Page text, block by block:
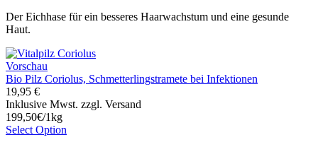
Der Eichhase für ein besseres Haarwachstum und eine gesunde
Haut.
Vorschau
Bio Pilz Coriolus, Schmetterlingstramete bei Infektionen
19,95 €
Inklusive Mwst. zzgl. Versand
199,50€/1kg
Select Option